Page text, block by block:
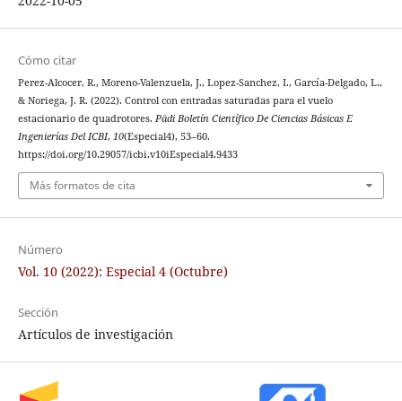
Cómo citar
Perez-Alcocer, R., Moreno-Valenzuela, J., Lopez-Sanchez, I., García-Delgado, L.,
& Noriega, J. R. (2022). Control con entradas saturadas para el vuelo
estacionario de quadrotores. Pädi Boletín Científico De Ciencias Básicas E
Ingenierías Del ICBI, 10(Especial4), 53–60.
https://doi.org/10.29057/icbi.v10iEspecial4.9433
Más formatos de cita
Número
Vol. 10 (2022): Especial 4 (Octubre)
Sección
Artículos de investigación